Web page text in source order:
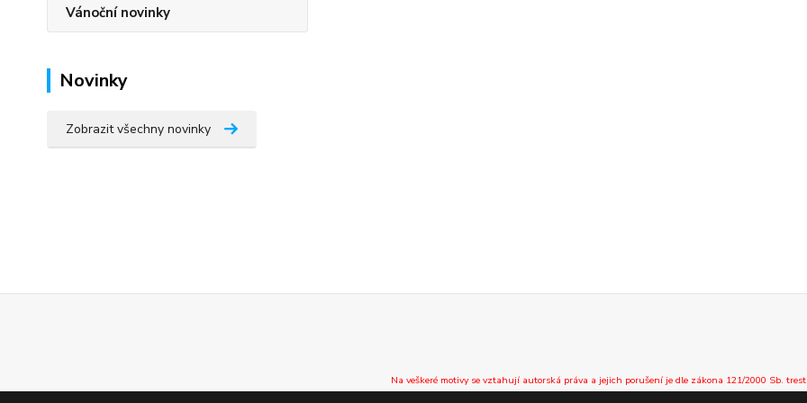
Vánoční novinky
Novinky
Zobrazit všechny novinky
Na veškeré motivy se vztahují autorská práva a jejich porušení je dle zákona 121/2000 Sb.